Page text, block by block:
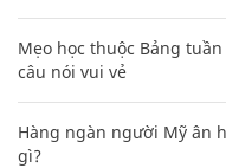
Mẹo học thuộc Bảng
câu nói vui vẻ
Hàng ngàn người Mỹ ân
gì?